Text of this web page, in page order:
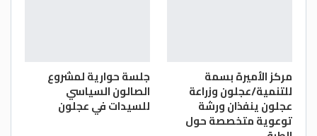
مركز الأميرة بسمة
للتنمية/عجلون وزراعة
عجلون ينفذان ورشة
توعوية متخصصة حول
جلسة حوارية لمشروع
الصالون السياسي
للسيدات في عجلون